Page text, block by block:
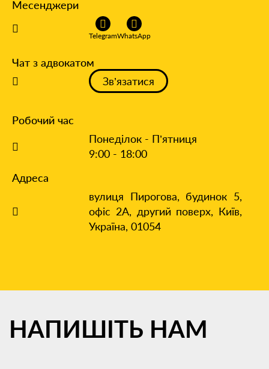
Месенджери
TelegramWhatsApp
Чат з адвокатом
Зв’язатися
Робочий час
Понеділок - П’ятниця
9:00 - 18:00
Адреса
вулиця Пирогова, будинок 5,
офіс 2А, другий поверх, Київ,
Україна, 01054
НАПИШІТЬ НАМ